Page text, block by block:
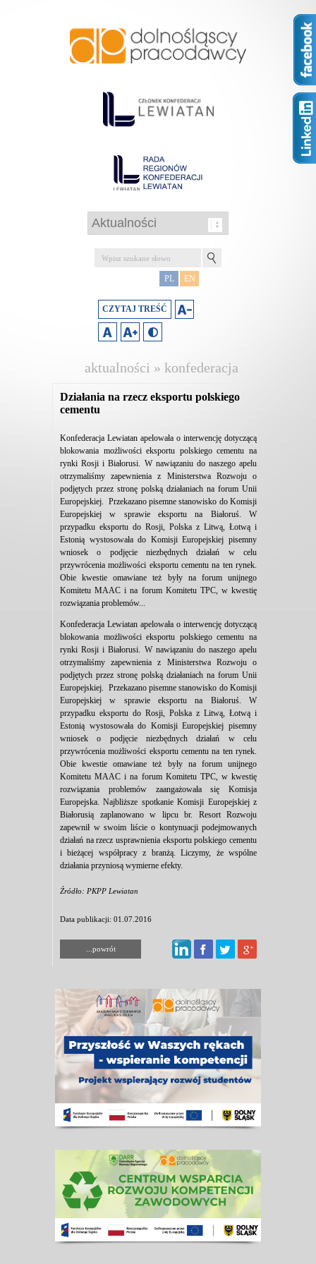
PL EN
CZYTAJ TREŚĆ
aktualności » konfederacja
Działania na rzecz eksportu polskiego
cementu
Konfederacja Lewiatan apelowała o interwencję dotyczącą
blokowania możliwości eksportu polskiego cementu na
rynki Rosji i Białorusi. W nawiązaniu do naszego apelu
otrzymaliśmy zapewnienia z Ministerstwa Rozwoju o
podjętych przez stronę polską działaniach na forum Unii
Europejskiej. Przekazano pisemne stanowisko do Komisji
Europejskiej w sprawie eksportu na Białoruś. W
przypadku eksportu do Rosji, Polska z Litwą, Łotwą i
Estonią wystosowała do Komisji Europejskiej pisemny
wniosek o podjęcie niezbędnych działań w celu
przywrócenia możliwości eksportu cementu na ten rynek.
Obie kwestie omawiane też były na forum unijnego
Komitetu MAAC i na forum Komitetu TPC, w kwestię
rozwiązania problemów...
Konfederacja Lewiatan apelowała o interwencję dotyczącą
blokowania możliwości eksportu polskiego cementu na
rynki Rosji i Białorusi. W nawiązaniu do naszego apelu
otrzymaliśmy zapewnienia z Ministerstwa Rozwoju o
podjętych przez stronę polską działaniach na forum Unii
Europejskiej. Przekazano pisemne stanowisko do Komisji
Europejskiej w sprawie eksportu na Białoruś. W
przypadku eksportu do Rosji, Polska z Litwą, Łotwą i
Estonią wystosowała do Komisji Europejskiej pisemny
wniosek o podjęcie niezbędnych działań w celu
przywrócenia możliwości eksportu cementu na ten rynek.
Obie kwestie omawiane też były na forum unijnego
Komitetu MAAC i na forum Komitetu TPC, w kwestię
rozwiązania problemów zaangażowała się Komisja
Europejska. Najbliższe spotkanie Komisji Europejskiej z
Białorusią zaplanowano w lipcu br. Resort Rozwoju
zapewnił w swoim liście o kontynuacji podejmowanych
działań na rzecz usprawnienia eksportu polskiego cementu
i bieżącej współpracy z branżą. Liczymy, że wspólne
działania przyniosą wymierne efekty.
Źródło: PKPP Lewiatan
Data publikacji: 01.07.2016
...powrót